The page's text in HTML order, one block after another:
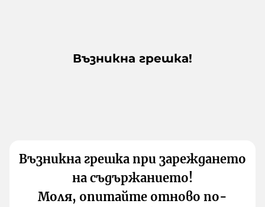
Възникна грешка!
Възникна грешка при зареждането
на съдържанието!
Моля, опитайте отново по-